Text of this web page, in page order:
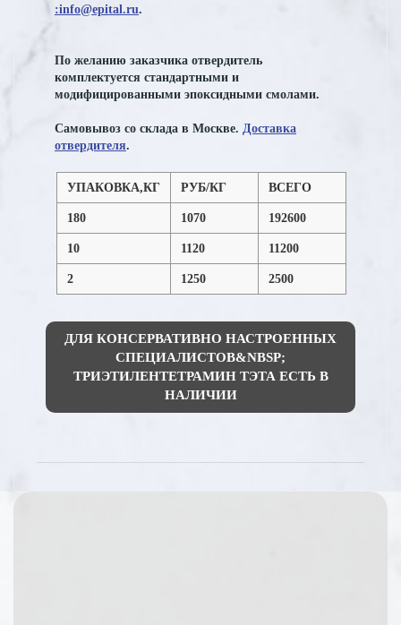
:info@epital.ru.
По желанию заказчика отвердитель
комплектуется стандартными и
модифицированными эпоксидными смолами.
Самовывоз со склада в Москве. Доставка
отвердителя.
УПАКОВКА,КГ РУБ/КГ ВСЕГО
180 1070 192600
10 1120 11200
2 1250 2500
ДЛЯ КОНСЕРВАТИВНО НАСТРОЕННЫХ
СПЕЦИАЛИСТОВ&NBSP;
ТРИЭТИЛЕНТЕТРАМИН ТЭТА ЕСТЬ В
НАЛИЧИИ